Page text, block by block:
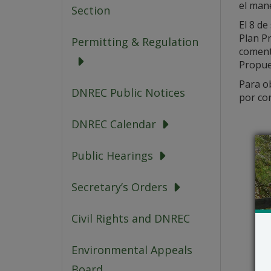
Section
Permitting & Regulation
DNREC Public Notices
DNREC Calendar
Public Hearings
Secretary’s Orders
Civil Rights and DNREC
Environmental Appeals
el
El 8
Plan
Para
por